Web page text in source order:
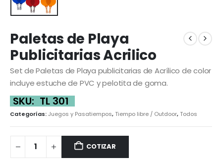
Paletas de Playa
Publicitarias Acrilico
Set de Paletas de Playa publicitarias de Acrílico de color
incluye estuche de PVC y pelotita de goma.
SKU: TL 301
Categorías:Juegos y Pasatiempos,Tiempo libre / Outdoor,Todos
COTIZAR